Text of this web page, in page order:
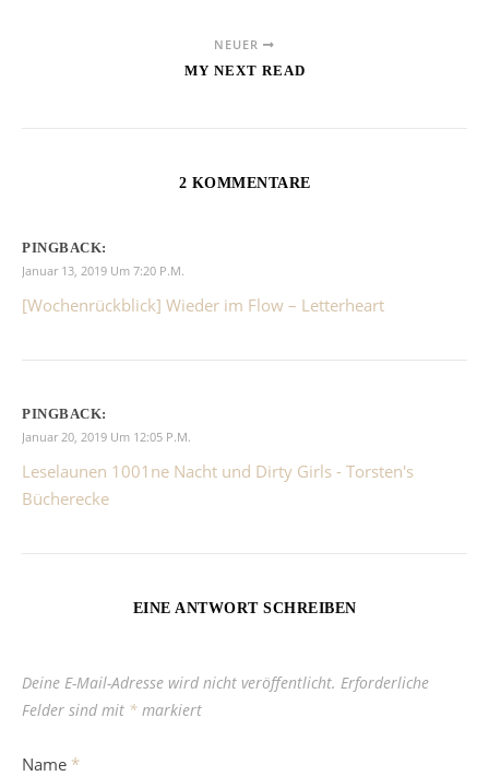
NEUER
MY NEXT READ
2 KOMMENTARE
PINGBACK:
Januar 13, 2019 Um 7:20 P.m.
[Wochenrückblick] Wieder im Flow – Letterheart
PINGBACK:
Januar 20, 2019 Um 12:05 P.m.
Leselaunen 1001ne Nacht und Dirty Girls - Torsten's
Bücherecke
EINE ANTWORT SCHREIBEN
Deine E-Mail-Adresse wird nicht veröffentlicht. Erforderliche
Felder sind mit * markiert
Name *